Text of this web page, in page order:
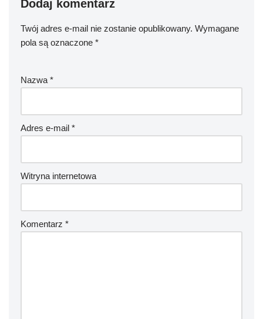
Dodaj komentarz
Twój adres e-mail nie zostanie opublikowany. Wymagane
pola są oznaczone *
Nazwa *
Adres e-mail *
Witryna internetowa
Komentarz *